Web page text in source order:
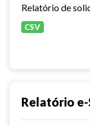
CSV
Relatório e-